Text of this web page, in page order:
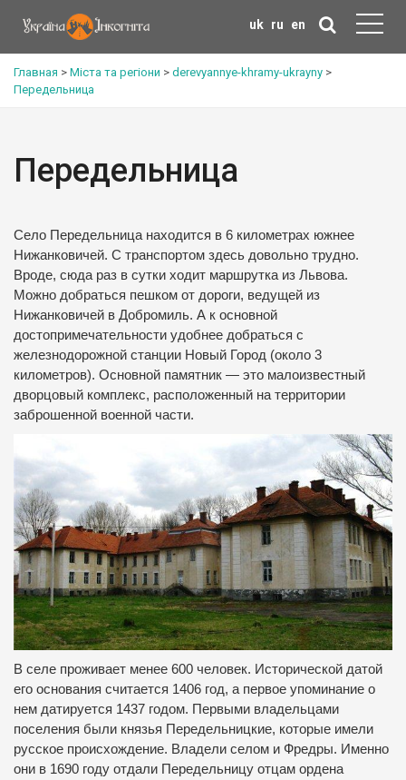
uk ru en
Главная > Міста та регіони > derevyannye-khramy-ukrayny >
Передельница
Передельница
Село Передельница находится в 6 километрах южнее
Нижанковичей. С транспортом здесь довольно трудно.
Вроде, сюда раз в сутки ходит маршрутка из Львова.
Можно добраться пешком от дороги, ведущей из
Нижанковичей в Добромиль. А к основной
достопримечательности удобнее добраться с
железнодорожной станции Новый Город (около 3
километров). Основной памятник — это малоизвестный
дворцовый комплекс, расположенный на территории
заброшенной военной части.
В селе проживает менее 600 человек. Исторической датой
его основания считается 1406 год, а первое упоминание о
нем датируется 1437 годом. Первыми владельцами
поселения были князья Передельницкие, которые имели
русское происхождение. Владели селом и Фредры. Именно
они в 1690 году отдали Передельницу отцам ордена